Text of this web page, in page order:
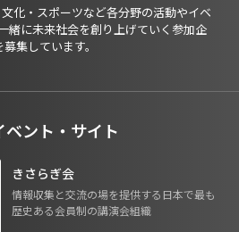
化・スポーツなど各分野の活動やイベ
緒に未来社会を創り上げていく参加企
募集しています。
ベント・サイト
きさらぎ会
情報収集と交流の場を提供する日本で最も
歴史ある会員制の講演会組織